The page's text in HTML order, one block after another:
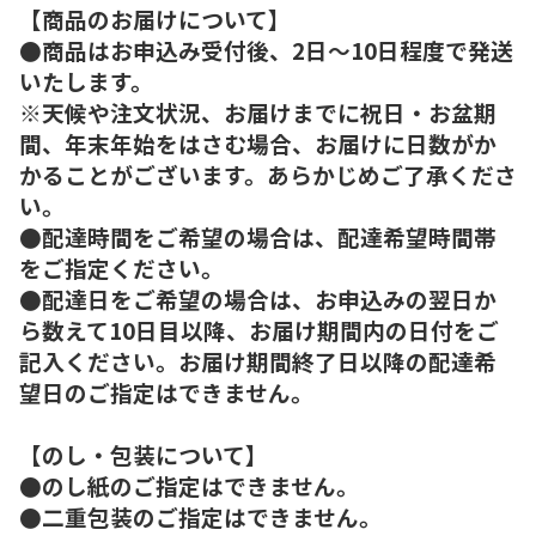
【商品のお届けについて】
●商品はお申込み受付後、2日～10日程度で発送
いたします。
※天候や注文状況、お届けまでに祝日・お盆期
間、年末年始をはさむ場合、お届けに日数がか
かることがございます。あらかじめご了承くださ
い。
●配達時間をご希望の場合は、配達希望時間帯
をご指定ください。
●配達日をご希望の場合は、お申込みの翌日か
ら数えて10日目以降、お届け期間内の日付をご
記入ください。お届け期間終了日以降の配達希
望日のご指定はできません。
【のし・包装について】
●のし紙のご指定はできません。
●二重包装のご指定はできません。